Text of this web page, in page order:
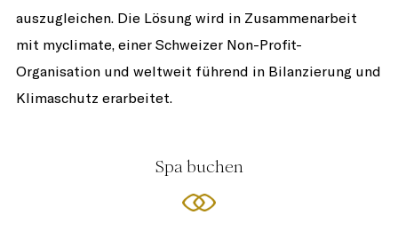
auszugleichen. Die Lösung wird in Zusammenarbeit
mit myclimate, einer Schweizer Non-Profit-
Organisation und weltweit führend in Bilanzierung und
Klimaschutz erarbeitet.
Spa buchen